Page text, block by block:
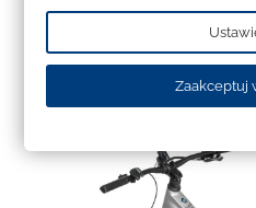
Trzy rozmiary ramy (17", 19",
do wzrostu i stylu jazdy.
warianty sterowania i
z CORE Arctic Fade rower,
wyzwaniu.
Zaakceptuj